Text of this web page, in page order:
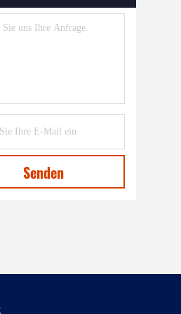
Zum Extrudieren Von
(39)
Zur Herstellung Von
Aus Kunststoff(27)
Zur Herstellung Von
Senden